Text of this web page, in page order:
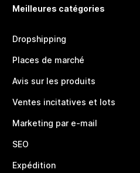
Meilleures catégories
Dropshipping
Places de marché
Avis sur les produits
Ventes incitatives et lots
Marketing par e-mail
SEO
Expédition